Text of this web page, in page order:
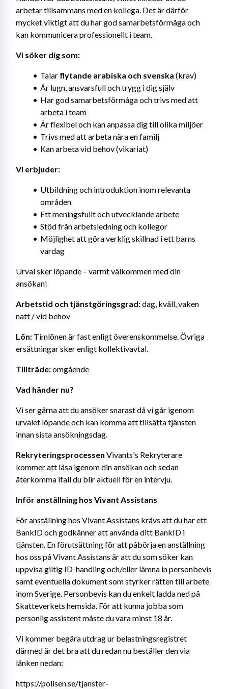
arbetar tillsammans med en kollega. Det är därför
mycket viktigt att du har god samarbetsförmåga och
kan kommunicera professionellt i team.
Vi söker dig som:
Talar flytande arabiska och svenska (krav)
Är lugn, ansvarsfull och trygg i dig själv
Har god samarbetsförmåga och trivs med att
arbeta i team
Är flexibel och kan anpassa dig till olika miljöer
Trivs med att arbeta nära en familj
Kan arbeta vid behov (vikariat)
Vi erbjuder:
Utbildning och introduktion inom relevanta
områden
Ett meningsfullt och utvecklande arbete
Stöd från arbetsledning och kollegor
Möjlighet att göra verklig skillnad i ett barns
vardag
Urval sker löpande – varmt välkommen med din
ansökan!
Arbetstid och tjänstgöringsgrad: dag, kväll, vaken
natt / vid behov
Lön: Timlönen är fast enligt överenskommelse. Övriga
ersättningar sker enligt kollektivavtal.
Tillträde: omgående
Vad händer nu?
Vi ser gärna att du ansöker snarast då vi går igenom
urvalet löpande och kan komma att tillsätta tjänsten
innan sista ansökningsdag.
Rekryteringsprocessen Vivants's Rekryterare
kommer att läsa igenom din ansökan och sedan
återkomma ifall du blir aktuell för en intervju.
Inför anställning hos Vivant Assistans
För anställning hos Vivant Assistans krävs att du har ett
BankID och godkänner att använda ditt BankID i
tjänsten. En förutsättning för att påbörja en anställning
hos oss på Vivant Assistans är att du som söker kan
uppvisa giltig ID-handling och/eller lämna in personbevis
samt eventuella dokument som styrker rätten till arbete
inom Sverige. Personbevis kan du enkelt ladda ned på
Skatteverkets hemsida. För att kunna jobba som
personlig assistent måste du vara minst 18 år.
Vi kommer begära utdrag ur belastningsregistret
därmed är det bra att du redan nu beställer den via
länken nedan:
https://polisen.se/tjanster-